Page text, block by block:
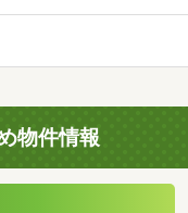
物件情報